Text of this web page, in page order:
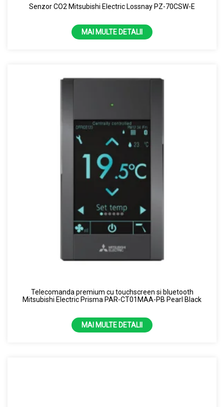
Senzor CO2 Mitsubishi Electric Lossnay PZ-70CSW-E
MAI MULTE DETALII
Telecomanda premium cu touchscreen si bluetooth
Mitsubishi Electric Prisma PAR-CT01MAA-PB Pearl Black
MAI MULTE DETALII